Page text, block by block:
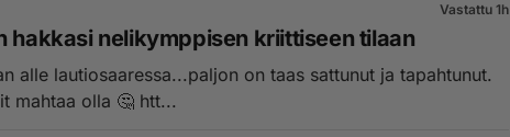
Vastattu 1h
hakkasi nelikymppisen kriittiseen tilaan
alle lautiosaaressa...paljon on taas sattunut ja tapahtunut.
Ketähän nämä uhrit mahtaa olla 🤔 htt...